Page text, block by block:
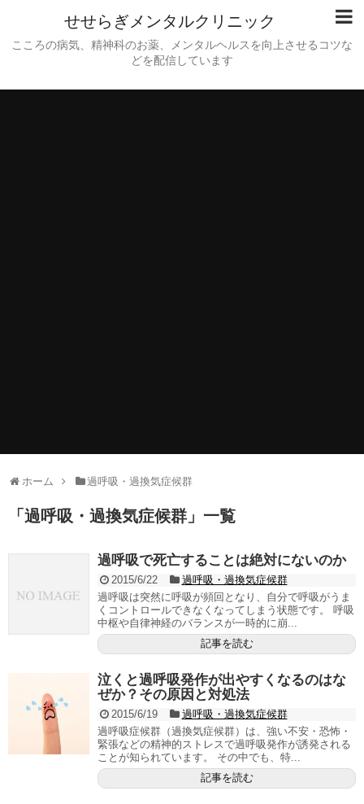
せせらぎメンタルクリニック
こころの病気、精神科のお薬、メンタルヘルスを向上させるコツな
どを配信しています
ホーム 過呼吸・過換気症候群
「 過呼吸・過換気症候群 」 一覧
過呼吸で死亡することは絶対にないのか
2015/6/22
過呼吸・過換気症候群
過呼吸は突然に呼吸が頻回となり、自分で呼吸がうま
くコントロールできなくなってしまう状態です。 呼吸
中枢や自律神経のバランスが一時的に崩...
記事を読む
泣くと過呼吸発作が出やすくなるのはな
ぜか？その原因と対処法
2015/6/19
過呼吸・過換気症候群
過呼吸症候群（過換気症候群）は、強い不安・恐怖・
緊張などの精神的ストレスで過呼吸発作が誘発される
ことが知られています。 その中でも、特...
記事を読む